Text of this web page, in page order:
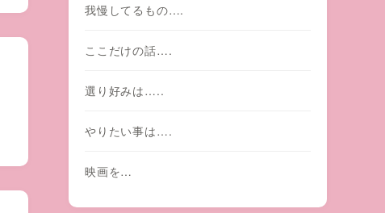
我慢してるもの….
ここだけの話….
選り好みは…..
やりたい事は….
映画を…